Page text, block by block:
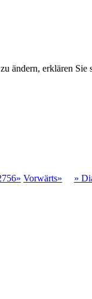
ändern, erklären
Vorwärts» »